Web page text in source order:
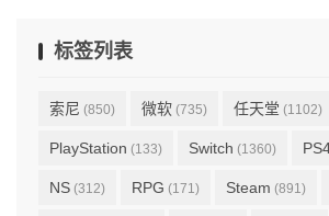
标签列表
索尼 (850) 微软 (735) 任天堂 (1102)
PlayStation (133) Switch (1360)
NS (312) RPG (171) Steam (891)